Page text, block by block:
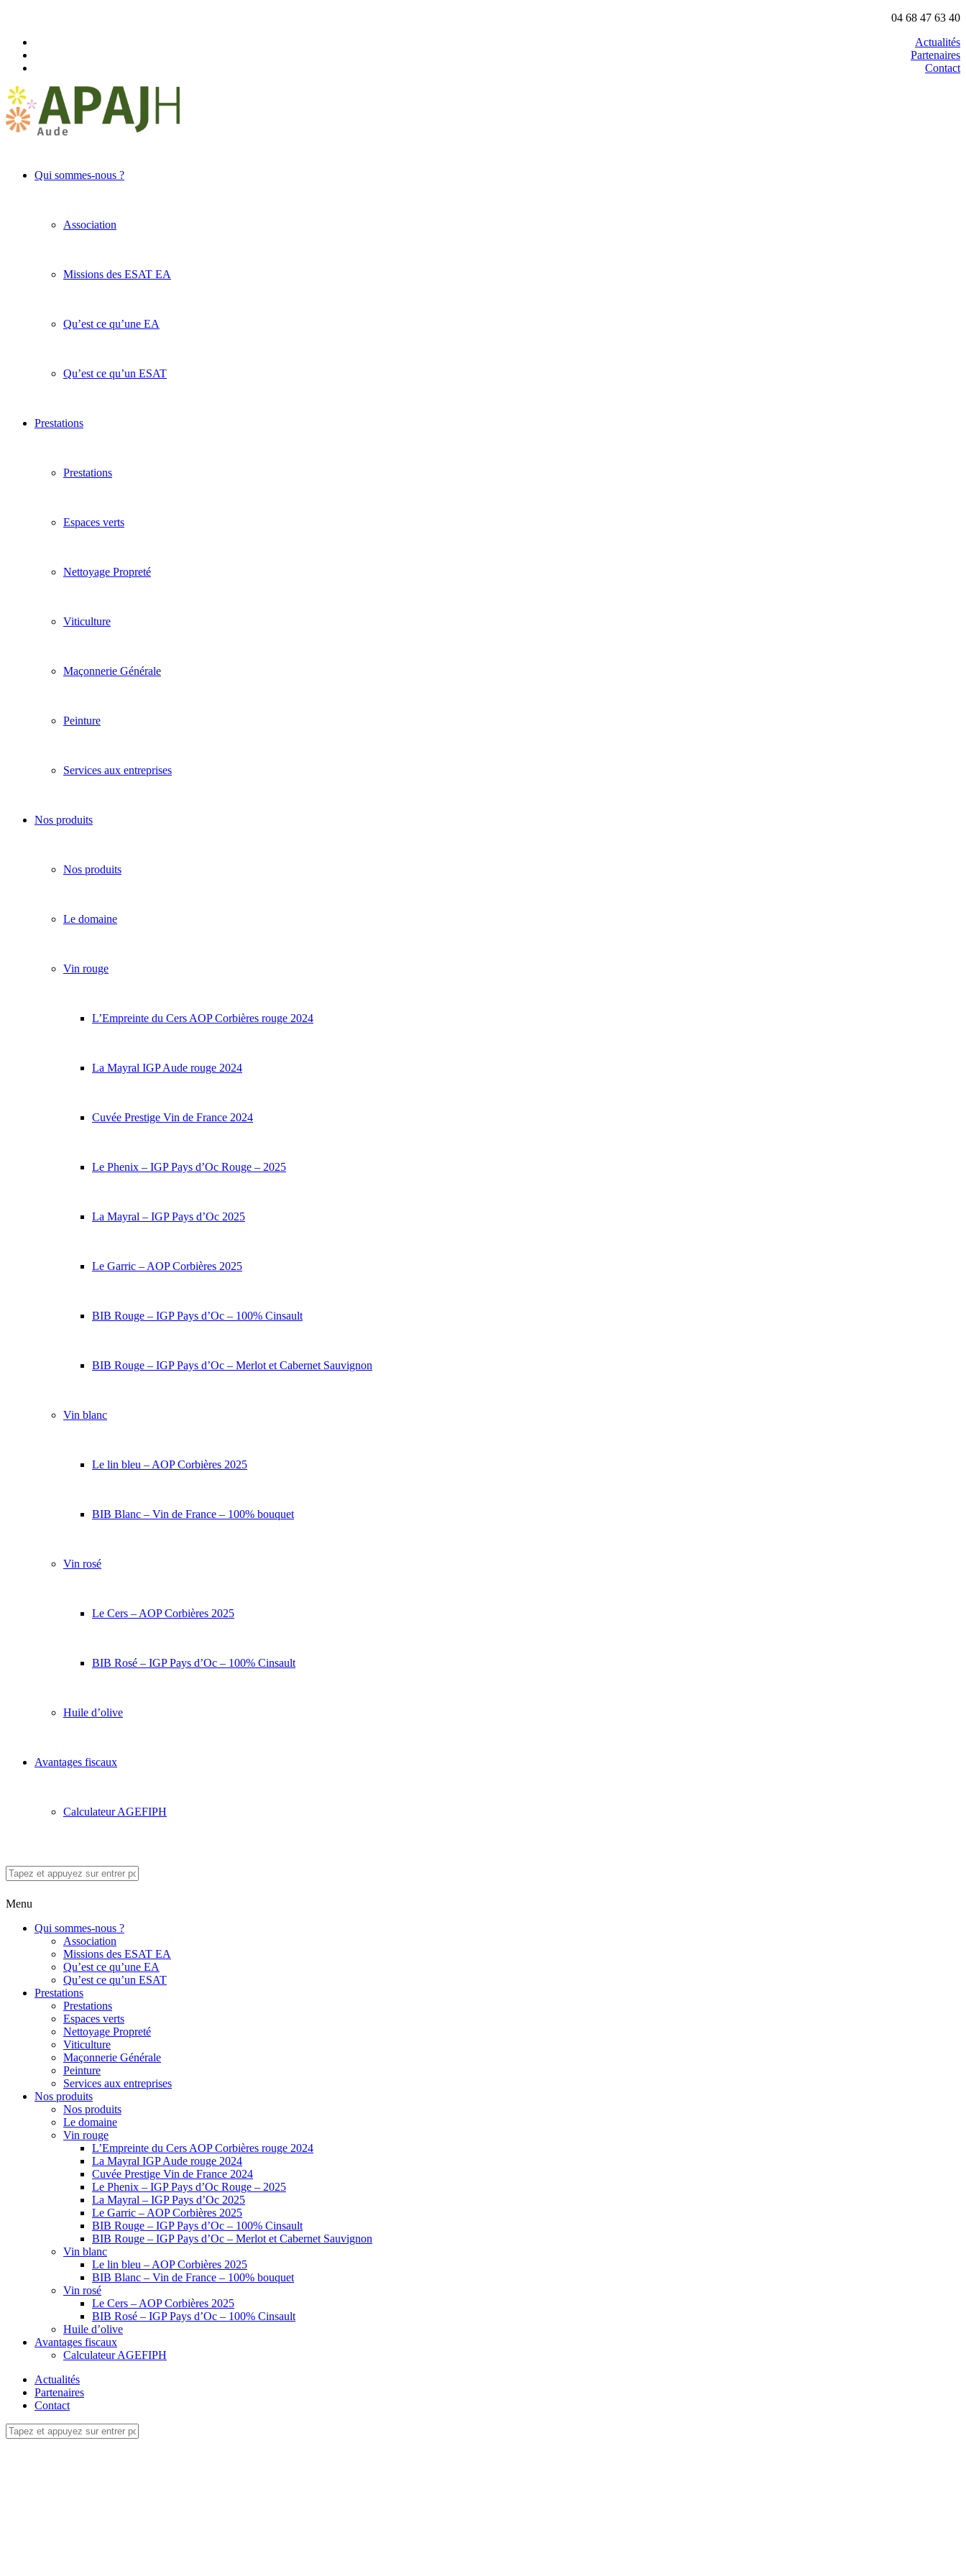
04 68 47 63 40
Actualités
Partenaires
Contact
Qui sommes-nous ?
Association
Missions des ESAT EA
Qu’est ce qu’une EA
Qu’est ce qu’un ESAT
Prestations
Prestations
Espaces verts
Nettoyage Propreté
Viticulture
Maçonnerie Générale
Peinture
Services aux entreprises
Nos produits
Nos produits
Le domaine
Vin rouge
L’Empreinte du Cers AOP Corbières rouge 2024
La Mayral IGP Aude rouge 2024
Cuvée Prestige Vin de France 2024
Le Phenix – IGP Pays d’Oc Rouge – 2025
La Mayral – IGP Pays d’Oc 2025
Le Garric – AOP Corbières 2025
BIB Rouge – IGP Pays d’Oc – 100% Cinsault
BIB Rouge – IGP Pays d’Oc – Merlot et Cabernet Sauvignon
Vin blanc
Le lin bleu – AOP Corbières 2025
BIB Blanc – Vin de France – 100% bouquet
Vin rosé
Le Cers – AOP Corbières 2025
BIB Rosé – IGP Pays d’Oc – 100% Cinsault
Huile d’olive
Avantages fiscaux
Calculateur AGEFIPH
Menu
Qui sommes-nous ?
Association
Missions des ESAT EA
Qu’est ce qu’une EA
Qu’est ce qu’un ESAT
Prestations
Prestations
Espaces verts
Nettoyage Propreté
Viticulture
Maçonnerie Générale
Peinture
Services aux entreprises
Nos produits
Nos produits
Le domaine
Vin rouge
L’Empreinte du Cers AOP Corbières rouge 2024
La Mayral IGP Aude rouge 2024
Cuvée Prestige Vin de France 2024
Le Phenix – IGP Pays d’Oc Rouge – 2025
La Mayral – IGP Pays d’Oc 2025
Le Garric – AOP Corbières 2025
BIB Rouge – IGP Pays d’Oc – 100% Cinsault
BIB Rouge – IGP Pays d’Oc – Merlot et Cabernet Sauvignon
Vin blanc
Le lin bleu – AOP Corbières 2025
BIB Blanc – Vin de France – 100% bouquet
Vin rosé
Le Cers – AOP Corbières 2025
BIB Rosé – IGP Pays d’Oc – 100% Cinsault
Huile d’olive
Avantages fiscaux
Calculateur AGEFIPH
Actualités
Partenaires
Contact